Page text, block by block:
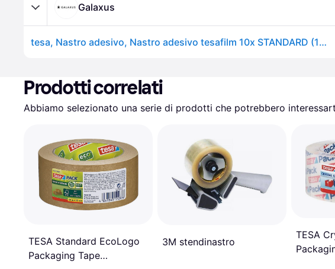
Galaxus
tesa, Nastro adesivo, Nastro adesivo tesafilm 10x STANDARD (15mm)
Prodotti correlati
Abbiamo selezionato una serie di prodotti che potrebbero
TESA Standard EcoLogo
Packaging Tape
3M stendinastro
TESA